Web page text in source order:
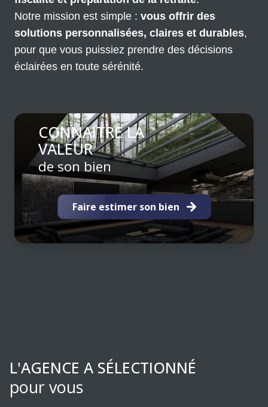
CONNAITRE LA
VALEUR
de son bien
Faire estimer son bien
Notre mission est simple : vous offrir des
solutions personnalisées, claires et durables,
pour que vous puissiez prendre des décisions
éclairées en toute sérénité.
L'AGENCE A SÉLECTIONNÉ
pour vous